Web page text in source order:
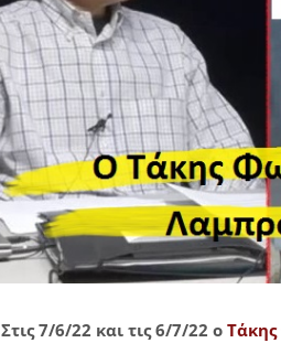
Στις 7/6/22 και τις 6/7/22 ο